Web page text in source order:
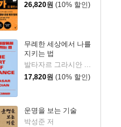
26,820원 (10% 할인)
무례한 세상에서 나를
지키는 법
17,820원 (10% 할인)
운명을 보는 기술
박성준 저